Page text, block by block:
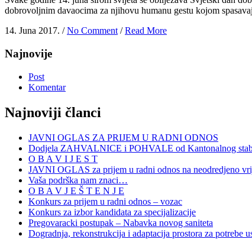
dobrovoljnim davaocima za njihovu humanu gestu kojom
14. Juna 2017. /No Comment/Read More
Najnovije
Post
Komentar
Najnoviji članci
JAVNI OGLAS ZA PRIJEM U RADNI ODNOS
Dodjela ZAHVALNICE i POHVALE od Kantonalnog
O B A V I J E S T
JAVNI OGLAS za prijem u radni odnos na neodredjeno
Vaša podrška nam znaci…
O B A V J E Š T E N J E
Konkurs za prijem u radni odnos – vozac
Konkurs za izbor kandidata za specijalizacije
Pregovaracki postupak – Nabavka novog saniteta
Dogradnja, rekonstrukcija i adaptacija prostora za potrebe